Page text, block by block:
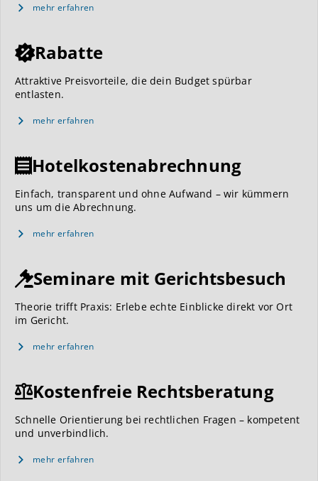
mehr erfahren
Rabatte
Attraktive Preisvorteile, die dein Budget spürbar
entlasten.
mehr erfahren
Hotelkostenabrechnung
Einfach, transparent und ohne Aufwand – wir kümmern
uns um die Abrechnung.
mehr erfahren
Seminare mit Gerichtsbesuch
Theorie trifft Praxis: Erlebe echte Einblicke direkt vor Ort
im Gericht.
mehr erfahren
Kostenfreie Rechtsberatung
Schnelle Orientierung bei rechtlichen Fragen – kompetent
und unverbindlich.
mehr erfahren